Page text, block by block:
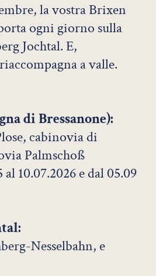
la vostra Brixen
ogni giorno sulla
Jochtal. E,
a valle.
di Bressanone):
cabinovia di
Palmschoß
10.07.2026 e dal 05.09
Nesselbahn, e